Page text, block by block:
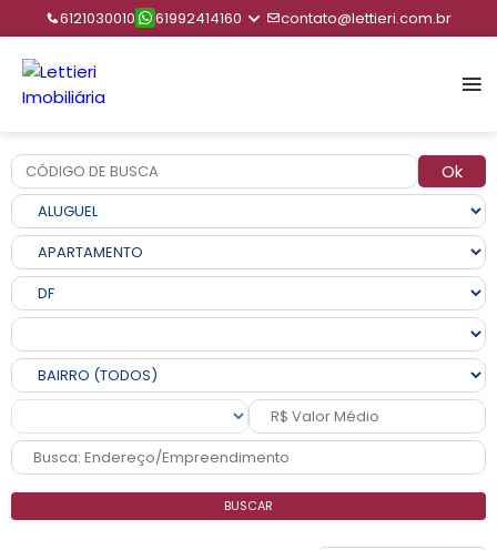
6121030010 61992414160 contato@lettieri.com.br
Ok
BUSCAR